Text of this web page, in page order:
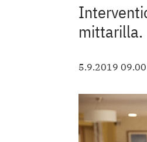
mittarilla.
5.9.2019 09.00